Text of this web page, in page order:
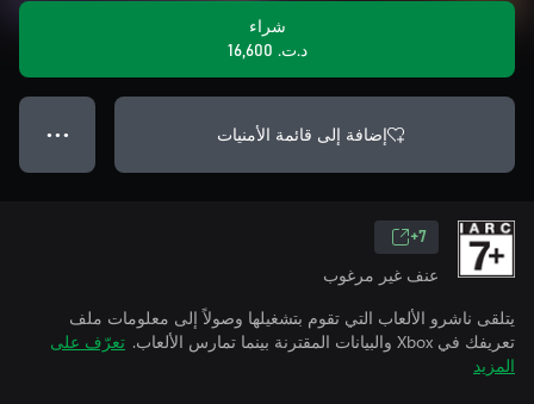
شراء
د.ت.‏ 16,600
إضافة إلى قائمة الأمنيات ● ● ●
7+
عنف غير مرغوب
يتلقى ناشرو الألعاب التي تقوم بتشغيلها وصولاً إلى معلومات ملف
تعريفك في Xbox والبيانات المقترنة بينما تمارس الألعاب.
تعرّف على
المزيد